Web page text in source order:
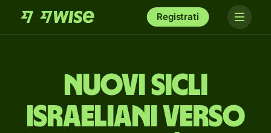
Registrati
nuovi sicli
israeliani verso